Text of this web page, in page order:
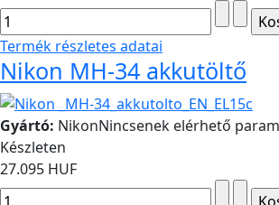
Termék részletes adatai
Nikon MH-34 akkutöltő
Gyártó: NikonNincsenek elérhető
Készleten
27.095 HUF